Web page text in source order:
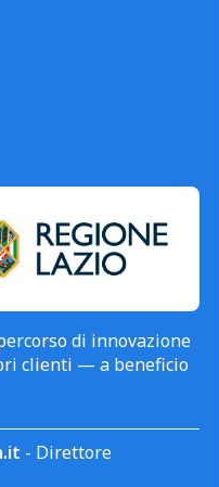
di innovazione
clienti — a beneficio
- Direttore